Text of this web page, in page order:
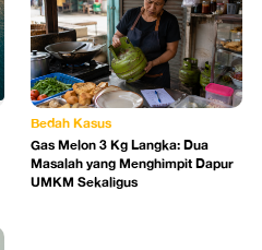
Bedah Kasus
Gas Melon 3 Kg Langka: Dua
Masalah yang Menghimpit Dapur
UMKM Sekaligus